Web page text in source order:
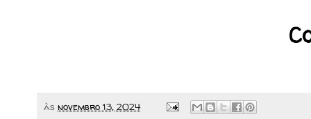
às novembro 13, 2024